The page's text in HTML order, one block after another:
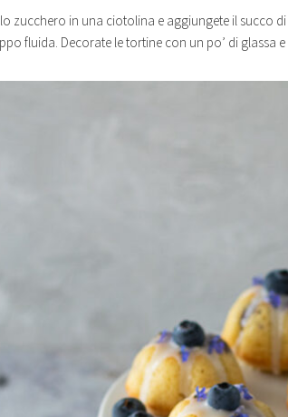
zucchero in una ciotolina e aggiungete il succo
fluida. Decorate le tortine con un po’ di glassa